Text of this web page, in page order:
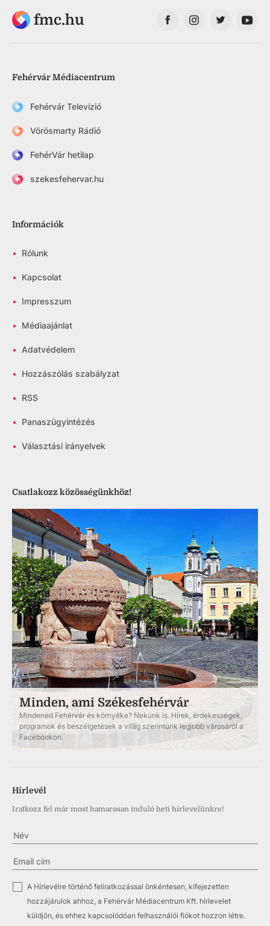
fmc.hu
Fehérvár Médiacentrum
Fehérvár Televízió
Vörösmarty Rádió
FehérVár hetilap
szekesfehervar.hu
Információk
• Rólunk
• Kapcsolat
• Impresszum
• Médiaajánlat
• Adatvédelem
• Hozzászólás szabályzat
• RSS
• Panaszügyintézés
• Választási irányelvek
Csatlakozz közösségünkhöz!
Minden, ami Székesfehérvár
Mindened Fehérvár és környéke? Nekünk is. Hírek, érdekességek,
programok és beszélgetések a világ szerintünk legjobb városáról a
Facebookon.
Hírlevél
Iratkozz fel már most hamarosan induló heti hírlevelünkre!
✓
A Hírlevélre történő feliratkozással önkéntesen, kifejezetten
hozzájárulok ahhoz, a Fehérvár Médiacentrum Kft. hírlevelet
küldjön, és ehhez kapcsolódóan felhasználói fiókot hozzon létre.